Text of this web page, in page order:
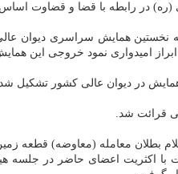
در رابطه با قضا و قضاوت
نخستین همایش سراسری دیوان
امیدواری نمود خروجی این
همایش در دیوان عالی کشور
قرائت شد.
بطلان معامله (معاوضه) قطعه